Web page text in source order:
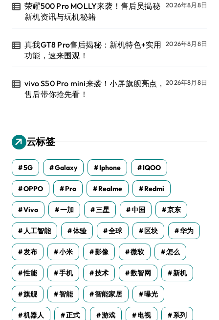
荣耀500 Pro MOLLY来袭！售后员揭秘
新机资讯与玩机秘籍
2026年8月8日
真我GT8 Pro售后揭秘：新机特色+实用
功能，速来围观！
2026年8月8日
vivo S50 Pro mini来袭！小屏旗舰亮点，
售后带你抢先看！
2026年8月8日
云标签
5G Galaxy Iphone IQOO
OPPO Pro Realme Redmi
Vivo 一加 三星 中国 京东
人工智能 体验 全球 区块 华为
发布 小米 影像 微软 怎么
性能 手机 技术 数智网 新机
旗舰 智能 智能家居 曝光
机器人 正式 游戏 电视 系列